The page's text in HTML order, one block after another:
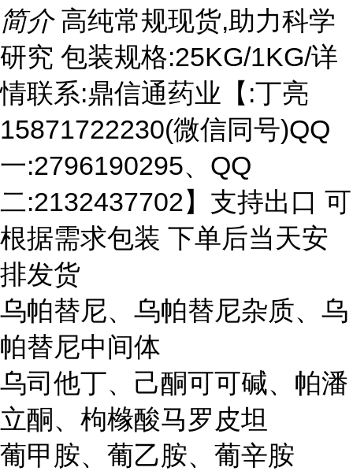
简介 高纯常规现货,助力科学
研究 包装规格:25KG/1KG/详
情联系:鼎信通药业【:丁亮
15871722230(微信同号)QQ
一:2796190295、QQ
二:2132437702】支持出口 可
根据需求包装 下单后当天安
排发货
乌帕替尼、乌帕替尼杂质、乌
帕替尼中间体
乌司他丁、己酮可可碱、帕潘
立酮、枸橼酸马罗皮坦
葡甲胺、葡乙胺、葡辛胺